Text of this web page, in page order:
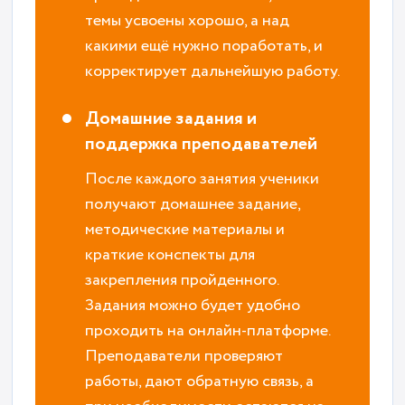
темы усвоены хорошо, а над
какими ещё нужно поработать, и
корректирует дальнейшую работу.
Домашние задания и
поддержка преподавателей
После каждого занятия ученики
получают домашнее задание,
методические материалы и
краткие конспекты для
закрепления пройденного.
Задания можно будет удобно
проходить на онлайн-платформе.
Преподаватели проверяют
работы, дают обратную связь, а